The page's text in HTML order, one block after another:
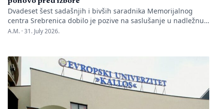
Dvadeset šest sadašnjih i bivših saradnika Memorijalnog
centra Srebrenica dobilo je pozive na saslušanje u nadležnu
policijsku stanicu po nalogu Okružnog javnog tužilaštva u
nakon predstavljanja godišnjeg Izvještaja o negiranju
genocida. Iz Memorijalnog centra upozoravaju da se
istovremeno pozivanje […]
A.M. ·31. July 2026.